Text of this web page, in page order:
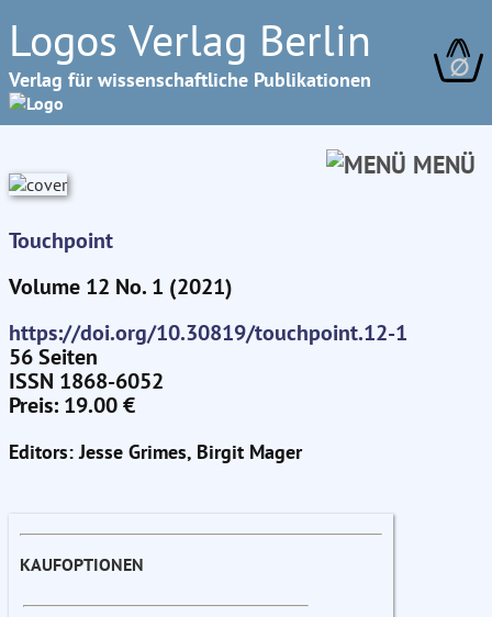
Logos Verlag Berlin
Verlag für wissenschaftliche Publikationen ∅
MENÜ
Touchpoint
Volume 12 No. 1 (2021)
https://doi.org/10.30819/touchpoint.12-1
56 Seiten
ISSN 1868-6052
Preis: 19.00 €
Editors: Jesse Grimes, Birgit Mager
KAUFOPTIONEN